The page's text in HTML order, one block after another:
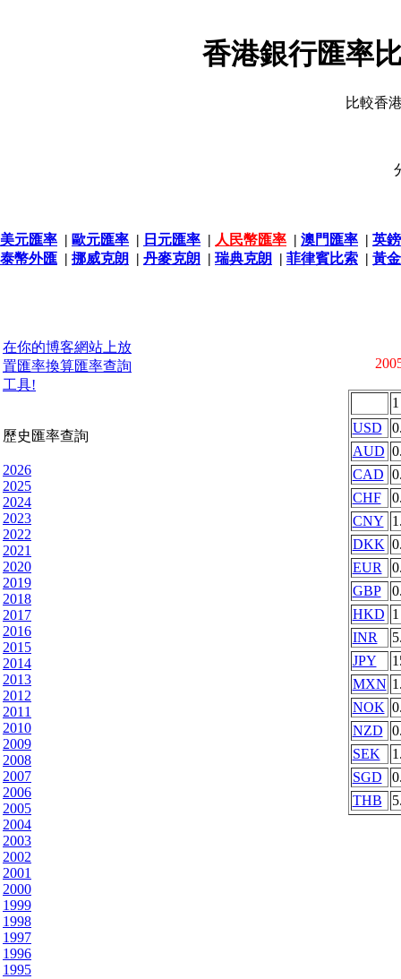
香港銀行匯率
比較香
美元匯率 | 歐元匯率 | 日元匯率 | 人民幣匯率 | 澳門匯率 | 英
泰幣外匯 | 挪威克朗 | 丹麥克朗 | 瑞典克朗 | 菲律賓比索 | 黃
在你的博客網站上放
置匯率換算匯率查詢
工具!
歷史匯率查詢
2026
2025
2024
2023
2022
2021
2020
2019
2018
2017
2016
2015
2014
2013
2012
2011
2010
2009
2008
2007
2006
2005
2004
2003
2002
2001
2000
1999
1998
1997
1996
1995
USD
AUD
CAD
CHF
CNY
DKK
EUR
GBP
HKD 1
INR
JPY
MXN
NOK
NZD
SEK
SGD
THB